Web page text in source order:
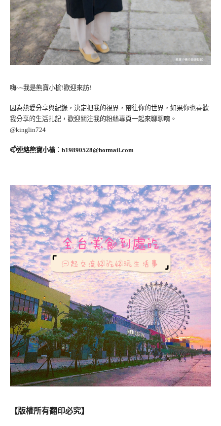
嗨~~我是熊寶小榆!歡迎來訪!
因為熱愛分享與紀錄，決定把我的視界，帶往你的世界，如果你也喜歡
我分享的生活扎記，歡迎關注我的粉絲專頁一起來聊聊唷。
@kinglin724
📫連絡熊寶小榆： b19890528@hotmail.com
【版權所有翻印必究】